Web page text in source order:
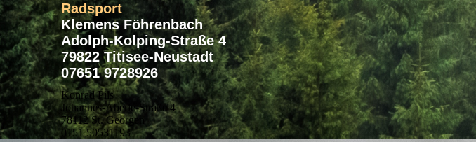
Radsport
Klemens Föhrenbach
Adolph-Kolping-Straße 4
79822 Titisee-Neustadt
07651 9728926
Konrad Pils
Johannes-Aberle-Straße 4
78112 St. Georgen
0151 50531193